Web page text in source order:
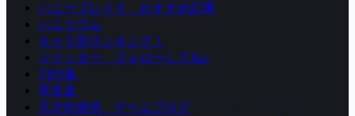
ハニーブレイド おすすめ記事
ハニリウム
キャラ別ランキング！
ツイッター フォローしてね♪
TIPS集
早見表
天才的発想 ゲームブログ